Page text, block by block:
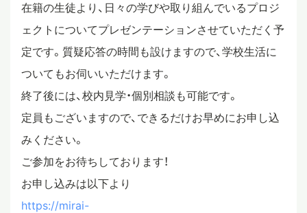
在校生・保護者・卒業生の方へ
在籍の生徒より、日々の学びや取り組んでいるプロジ
ェクトについてプレゼンテーションさせていただく予
定です。質疑応答の時間も設けますので、学校生活に
ついてもお伺いいただけます。
終了後には、校内見学・個別相談も可能です。
定員もございますので、できるだけお早めにお申し込
みください。
ご参加をお待ちしております！
お申し込みは以下より
https://mirai-